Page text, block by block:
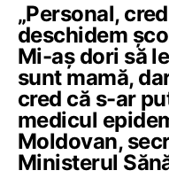
„Personal,
deschidem
Mi-aș dori să
sunt mamă,
cred că s-ar
medicul
Moldovan,
Ministerul